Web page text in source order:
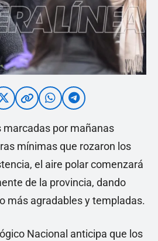
marcadas por mañanas
mínimas que rozaron los
el aire polar comenzará
de la provincia, dando
más agradables y templadas.
Nacional anticipa que los